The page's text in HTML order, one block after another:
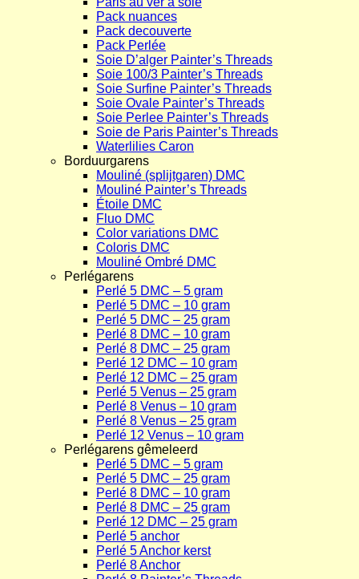
Pack nuances
Pack decouverte
Pack Perlée
Soie D’alger Painter’s Threads
Soie 100/3 Painter’s Threads
Soie Surfine Painter’s Threads
Soie Ovale Painter’s Threads
Soie Perlee Painter’s Threads
Soie de Paris Painter’s Threads
Waterlilies Caron
Borduurgarens
Mouliné (splijtgaren) DMC
Mouliné Painter’s Threads
Étoile DMC
Fluo DMC
Color variations DMC
Coloris DMC
Mouliné Ombré DMC
Perlégarens
Perlé 5 DMC – 5 gram
Perlé 5 DMC – 10 gram
Perlé 5 DMC – 25 gram
Perlé 8 DMC – 10 gram
Perlé 8 DMC – 25 gram
Perlé 12 DMC – 10 gram
Perlé 12 DMC – 25 gram
Perlé 5 Venus – 25 gram
Perlé 8 Venus – 10 gram
Perlé 8 Venus – 25 gram
Perlé 12 Venus – 10 gram
Perlégarens gêmeleerd
Perlé 5 DMC – 5 gram
Perlé 5 DMC – 25 gram
Perlé 8 DMC – 10 gram
Perlé 8 DMC – 25 gram
Perlé 12 DMC – 25 gram
Perlé 5 anchor
Perlé 5 Anchor kerst
Perlé 8 Anchor